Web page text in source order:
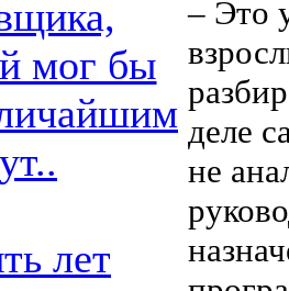
мог бы
лет
– Это
деле
не